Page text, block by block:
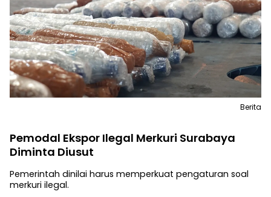
Pemodal Ekspor Ilegal Merkuri Surabaya
Diminta Diusut
Pemerintah dinilai harus memperkuat pengaturan soal
merkuri ilegal.
Berita